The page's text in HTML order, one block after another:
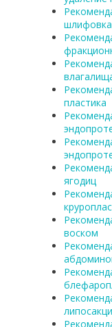
шлифовка
пластика
ягодиц
воском